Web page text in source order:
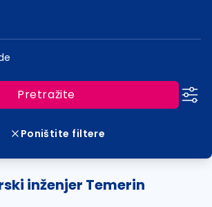
Pretražite
Poništite filtere
inženjer Temerin